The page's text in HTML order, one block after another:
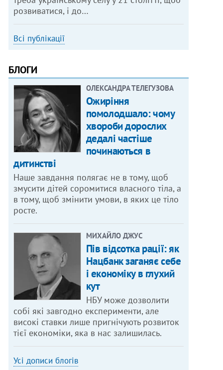
розвиватися, і до…
Всі публікації
БЛОГИ
ОЛЕКСАНДРА ТЕЛЕГУЗОВА
Ожиріння
помолодшало: чому
хвороби дорослих
дедалі частіше
починаються в
дитинстві
Наше завдання полягає не в тому, щоб
змусити дітей соромитися власного тіла, а
в тому, щоб змінити умови, в яких це тіло
росте.
МИХАЙЛО ДЖУС
Пів відсотка рації: як
Нацбанк заганяє себе
і економіку в глухий
кут
НБУ може дозволити
собі які завгодно експерименти, але
високі ставки лише пригнічують розвиток
тієї економіки, яка в нас залишилась.
Усі дописи блогів